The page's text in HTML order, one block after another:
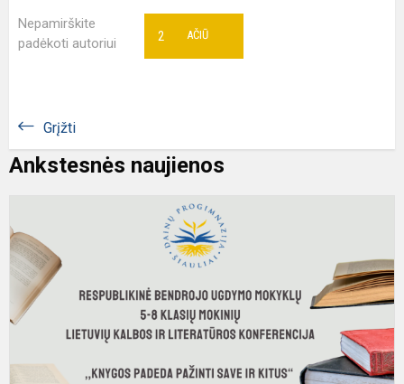
Nepamirškite
padėkoti autoriui
AČIŪ
2
Grįžti
Ankstesnės naujienos